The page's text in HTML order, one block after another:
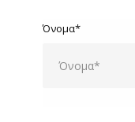
Όνομα*